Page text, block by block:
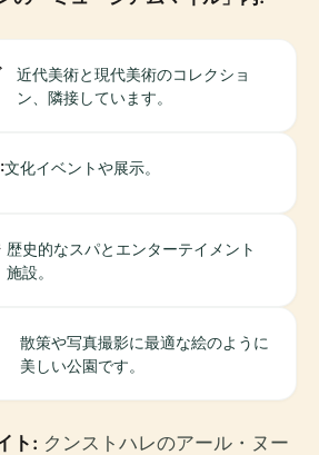
近代美術と現代美術のコレクショ
ン、隣接しています。
文化イベントや展示。
歴史的なスパとエンターテイメント
施設。
散策や写真撮影に最適な絵のように
美しい公園です。
ト: クンストハレのアール・ヌー